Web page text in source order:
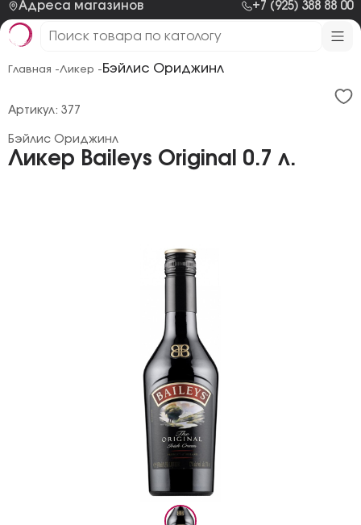
Адреса магазинов +7 (925) 388 88 00
Главная -Ликер - Бэйлис Ориджинл
Ликер Baileys Original 0.7 л.
Бэйлис Ориджинл
Артикул: 377